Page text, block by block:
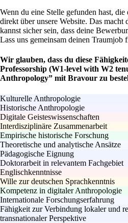
Wenn du eine Stelle gefunden hast,
direkt über unsere Website. Das macht
kannst sicher sein, dass deine
Lass uns gemeinsam deinen Traumjob
Wir glauben, dass du diese
Professorship (W1-level with W2
Anthropology” mit Bravour zu
Kulturelle Anthropologie
Historische Anthropologie
Digitale Geisteswissenschaften
Interdisziplinäre Zusammenarbeit
Empirische historische Forschung
Theoretische und analytische Ansätze
Pädagogische Eignung
Doktorarbeit in relevantem Fachgebiet
Englischkenntnisse
Wille zur deutschen Sprachkenntnis
Kompetenz in digitaler Anthropologie
Internationale Forschungserfahrung
Fähigkeit zur Verbindung lokaler und
transnationaler Perspektive